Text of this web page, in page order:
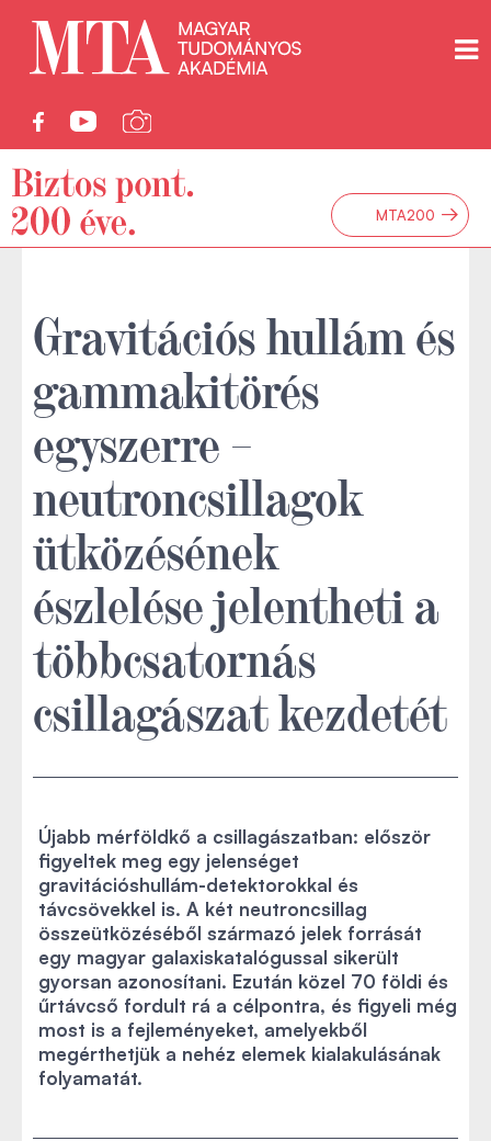
MTA200 →
Gravitációs hullám és
gammakitörés
egyszerre –
neutroncsillagok
ütközésének
észlelése jelentheti a
többcsatornás
csillagászat kezdetét
Újabb mérföldkő a csillagászatban: először
figyeltek meg egy jelenséget
gravitációshullám-detektorokkal és
távcsövekkel is. A két neutroncsillag
összeütközéséből származó jelek forrását
egy magyar galaxiskatalógussal sikerült
gyorsan azonosítani. Ezután közel 70 földi és
űrtávcső fordult rá a célpontra, és figyeli még
most is a fejleményeket, amelyekből
megérthetjük a nehéz elemek kialakulásának
folyamatát.